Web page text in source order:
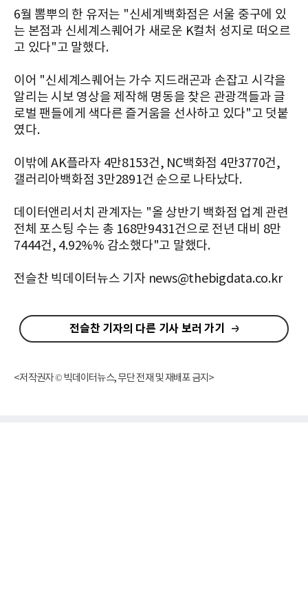
6월 뽐뿌의 한 유저는 "신세계백화점은 서울 중구에 있
는 본점과 신세계스퀘어가 새로운 K컬처 성지로 떠오르
고 있다"고 말했다.
이어 "신세계스퀘어는 가수 지드래곤과 손잡고 시각을
알리는 시보 영상을 제작해 명동을 찾은 관광객들과 글
로벌 팬들에게 색다른 즐거움을 선사하고 있다"고 덧붙
였다.
이밖에 AK플라자 4만8153건, NC백화점 4만3770건,
갤러리아백화점 3만2891건 순으로 나타났다.
데이터앤리서치 관계자는 "올 상반기 백화점 업계 관련
전체 포스팅 수는 총 168만9431건으로 전년 대비 8만
7444건, 4.92%% 감소했다"고 말했다.
전슬찬 빅데이터뉴스 기자 news@thebigdata.co.kr
전슬찬 기자의 다른 기사 보러 가기
<저작권자 © 빅데이터뉴스, 무단 전재 및 재배포 금지>